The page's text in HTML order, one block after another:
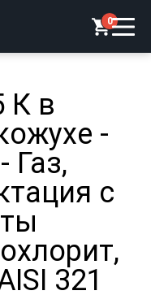
0
К в
-
Газ,
с
321